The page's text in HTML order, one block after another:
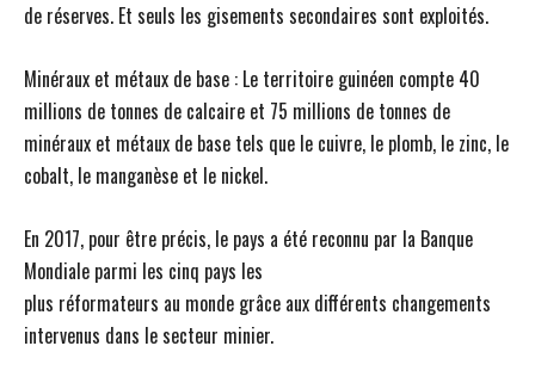
de réserves. Et seuls les gisements secondaires sont exploités.
Minéraux et métaux de base : Le territoire guinéen compte 40
millions de tonnes de calcaire et 75 millions de tonnes de
minéraux et métaux de base tels que le cuivre, le plomb, le zinc, le
cobalt, le manganèse et le nickel.
En 2017, pour être précis, le pays a été reconnu par la Banque
Mondiale parmi les cinq pays les
plus réformateurs au monde grâce aux différents changements
intervenus dans le secteur minier.